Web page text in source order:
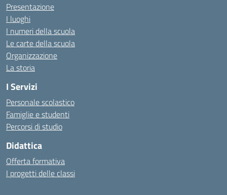
Presentazione
I luoghi
I numeri della scuola
Le carte della scuola
Organizzazione
La storia
I Servizi
Personale scolastico
Famiglie e studenti
Percorsi di studio
Didattica
Offerta formativa
I progetti delle classi